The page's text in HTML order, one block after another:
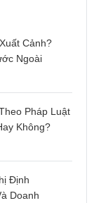
Cảnh?
Ngoài
Pháp Luật
Không?
Định
Doanh